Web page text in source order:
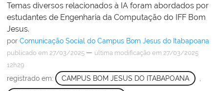
Temas diversos relacionados à IA foram abordados por
estudantes de Engenharia da Computação do IFF Bom
Jesus.
por Comunicação Social do Campus Bom Jesus do Itabapoana
publicado em 27/03/2025 — última modificação em 27/03/2025
12h29
registrado em: CAMPUS BOM JESUS DO ITABAPOANA